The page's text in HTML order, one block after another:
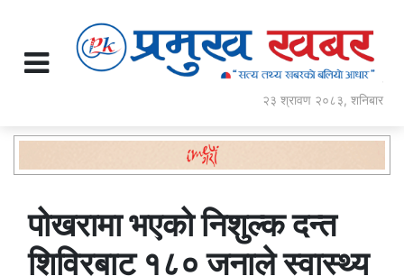
२३ श्रावण २०८३, शनिबार
पोखरामा भएको निशुल्क दन्त
शिविरबाट १८० जनाले स्वास्थ्य